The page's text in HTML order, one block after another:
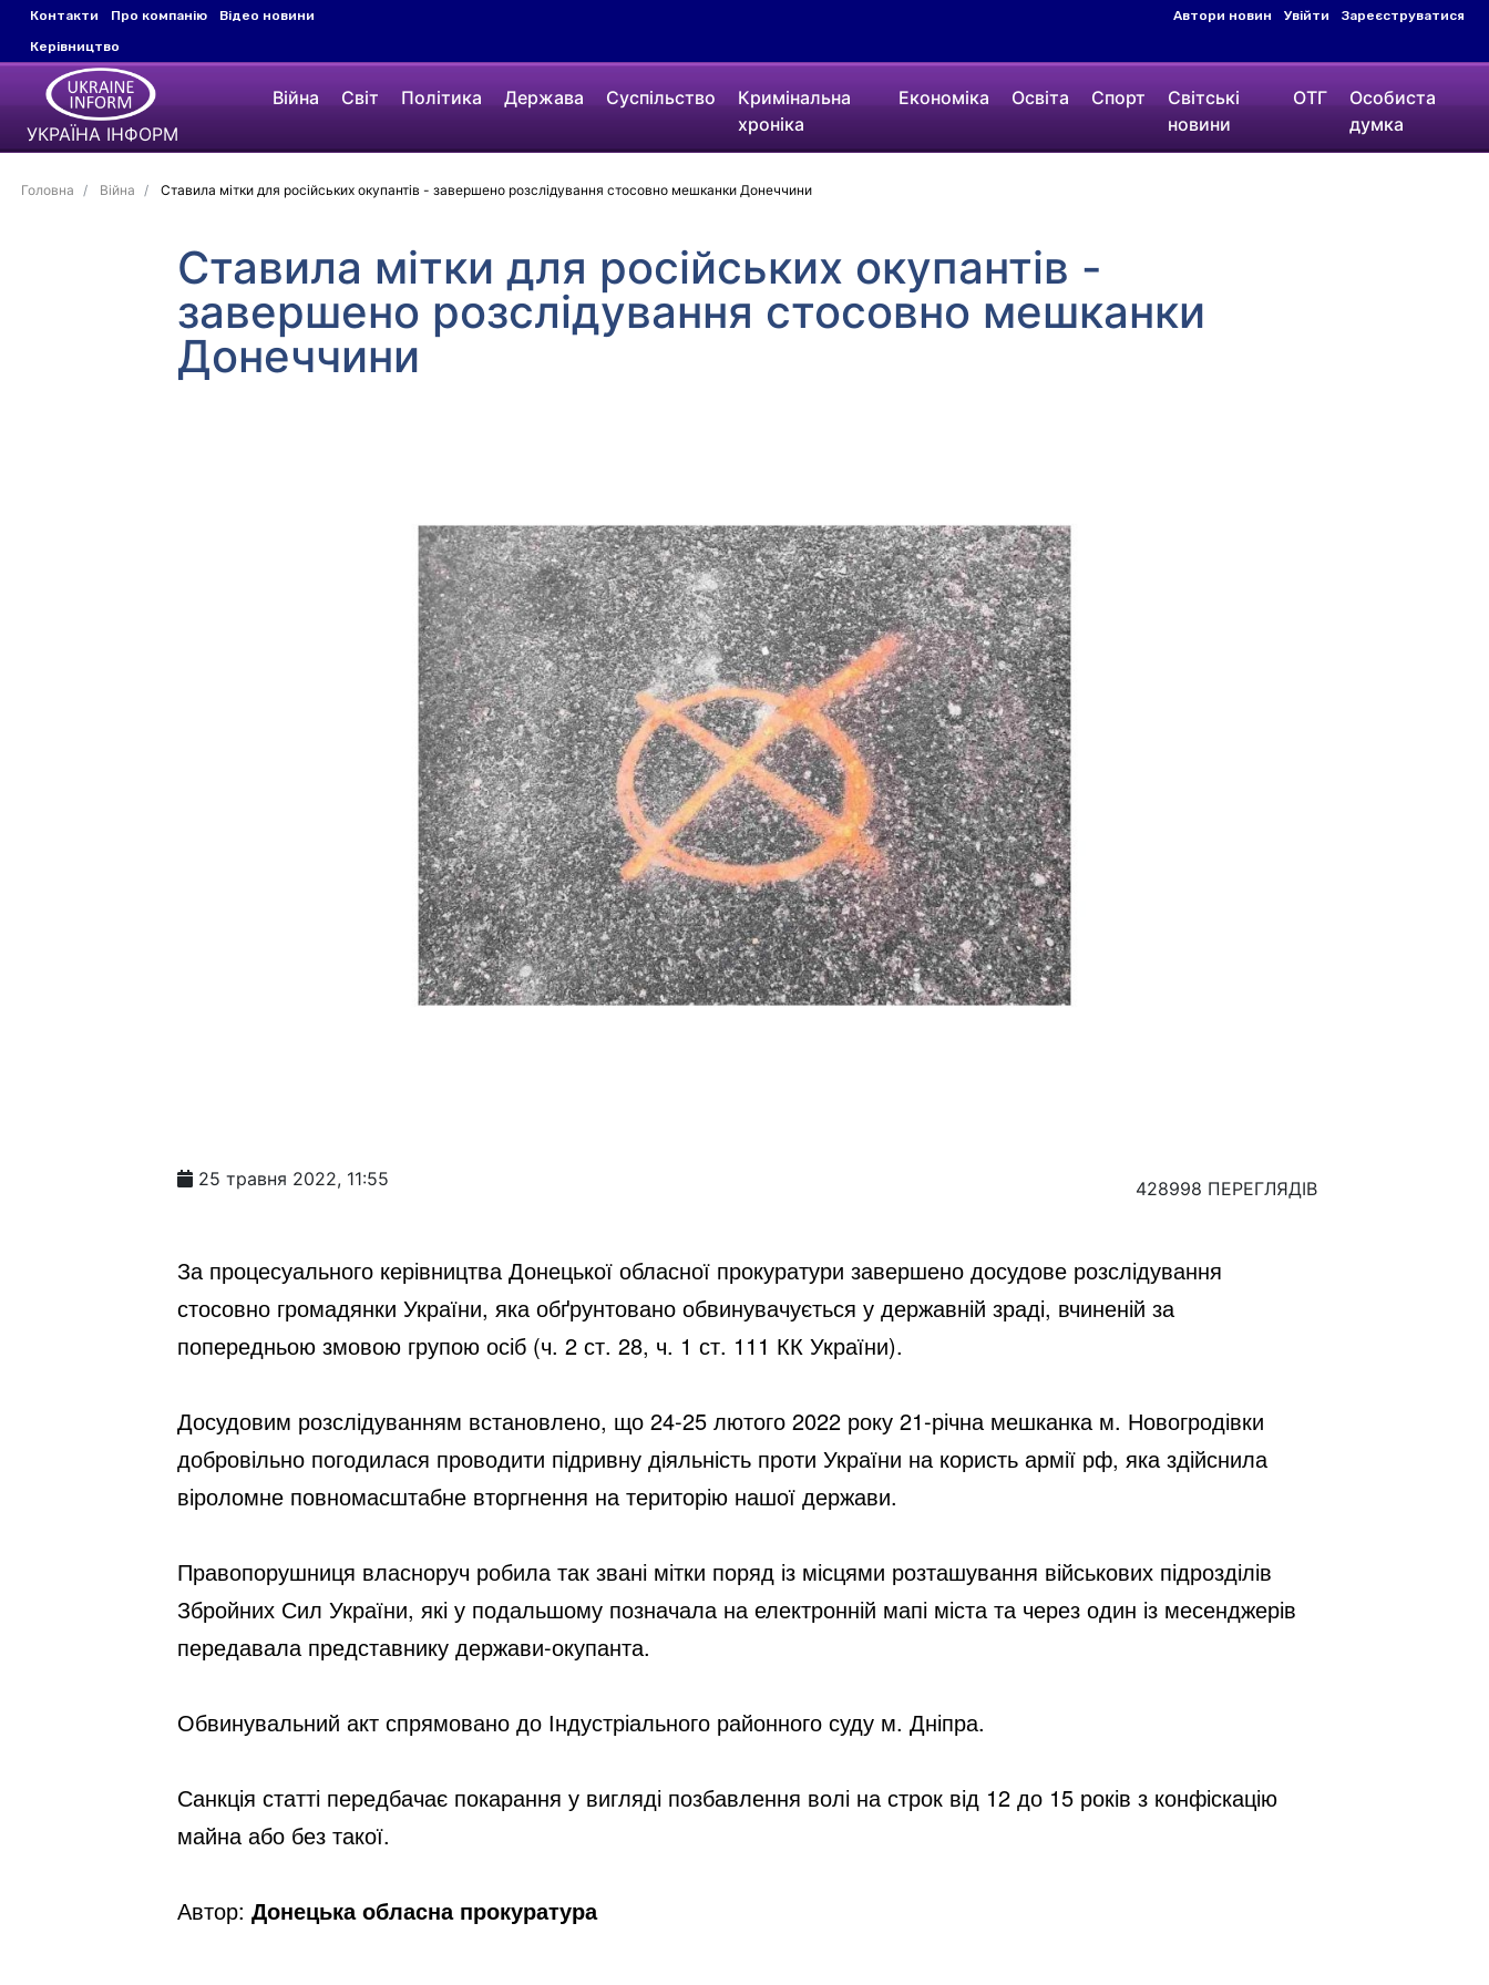
Контакти Про компанію
Відео новини
Керівництво
Автори новин Увійти Зареєструватися
УКРАЇНА ІНФОРМ
Війна Світ Політика Держава Суспільство
Кримінальна
хроніка
Економіка Освіта Спорт
Світські
новини
ОТГ
Особиста
думка
Головна Війна Ставила мітки для російських окупантів - завершено розслідування стосовно мешканки Донеччини
Ставила мітки для російських окупантів -
завершено розслідування стосовно мешканки
Донеччини
25 травня 2022, 11:55 428998 ПЕРЕГЛЯДІВ
За процесуального керівництва Донецької обласної прокуратури завершено досудове розслідування
стосовно громадянки України, яка обґрунтовано обвинувачується у державній зраді, вчиненій за
попередньою змовою групою осіб (ч. 2 ст. 28, ч. 1 ст. 111 КК України).
Досудовим розслідуванням встановлено, що 24-25 лютого 2022 року 21-річна мешканка м. Новогродівки
добровільно погодилася проводити підривну діяльність проти України на користь армії рф, яка здійснила
віроломне повномасштабне вторгнення на територію нашої держави.
Правопорушниця власноруч робила так звані мітки поряд із місцями розташування військових підрозділів
Збройних Сил України, які у подальшому позначала на електронній мапі міста та через один із месенджерів
передавала представнику держави-окупанта.
Обвинувальний акт спрямовано до Індустріального районного суду м. Дніпра.
Санкція статті передбачає покарання у вигляді позбавлення волі на строк від 12 до 15 років з конфіскацію
майна або без такої.
Автор: Донецька обласна прокуратура